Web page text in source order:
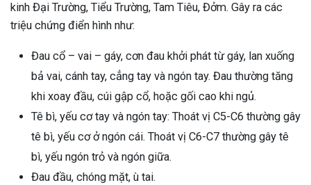
kinh Đại Trường, Tiểu Trường, Tam Tiêu, Đởm. Gây ra các
triệu chứng điển hình như:
Đau cổ – vai – gáy, cơn đau khởi phát từ gáy, lan xuống
bả vai, cánh tay, cẳng tay và ngón tay. Đau thường tăng
khi xoay đầu, cúi gập cổ, hoặc gối cao khi ngủ.
Tê bì, yếu cơ tay và ngón tay: Thoát vị C5-C6 thường gây
tê bì, yếu cơ ở ngón cái. Thoát vị C6-C7 thường gây tê
bì, yếu ngón trỏ và ngón giữa.
Đau đầu, chóng mặt, ù tai.